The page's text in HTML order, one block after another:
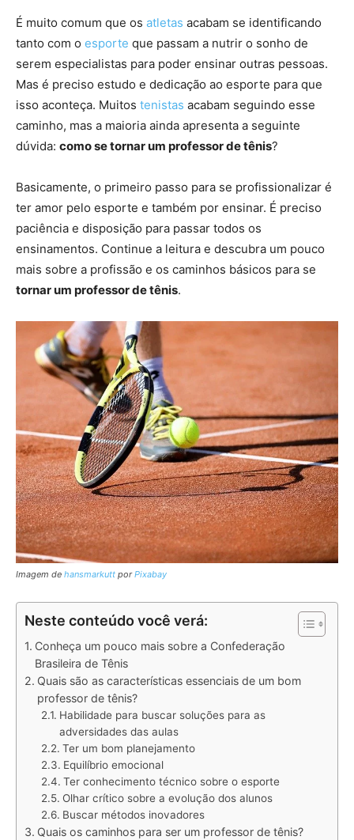
É muito comum que os atletas acabam se identificando
tanto com o esporte que passam a nutrir o sonho de
serem especialistas para poder ensinar outras pessoas.
Mas é preciso estudo e dedicação ao esporte para que
isso aconteça. Muitos tenistas acabam seguindo esse
caminho, mas a maioria ainda apresenta a seguinte
dúvida: como se tornar um professor de tênis?
Basicamente, o primeiro passo para se profissionalizar é
ter amor pelo esporte e também por ensinar. É preciso
paciência e disposição para passar todos os
ensinamentos. Continue a leitura e descubra um pouco
mais sobre a profissão e os caminhos básicos para se
tornar um professor de tênis.
Imagem de hansmarkutt porPixabay
Neste conteúdo você verá:
Conheça um pouco mais sobre a Confederação
Brasileira de Tênis
Quais são as características essenciais de um bom
professor de tênis?
Habilidade para buscar soluções para as
adversidades das aulas
Ter um bom planejamento
Equilíbrio emocional
Ter conhecimento técnico sobre o esporte
Olhar crítico sobre a evolução dos alunos
Buscar métodos inovadores
Quais os caminhos para ser um professor de tênis?